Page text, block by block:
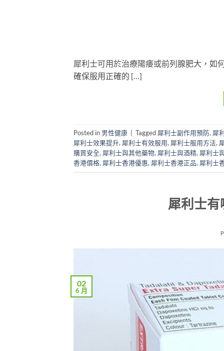
犀利士可用於治療陽痿或前列腺肥大，如
確保服用正確的 […]
Posted in 男性健康 Tagged 犀利士副作用預防, 犀
犀利士效果提升, 犀利士有效服用, 犀利士服用方法,
購買安全, 犀利士與其他藥物, 犀利士與酒精, 犀利士
香港價格, 犀利士香港優惠, 犀利士香港正品, 犀利士
犀利士有
02
6 月